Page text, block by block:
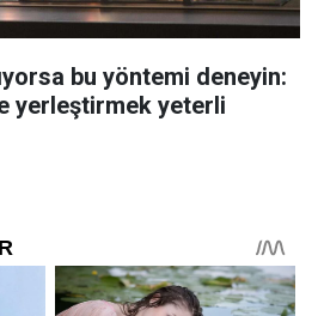
bu yöntemi deneyin:
yerleştirmek yeterli